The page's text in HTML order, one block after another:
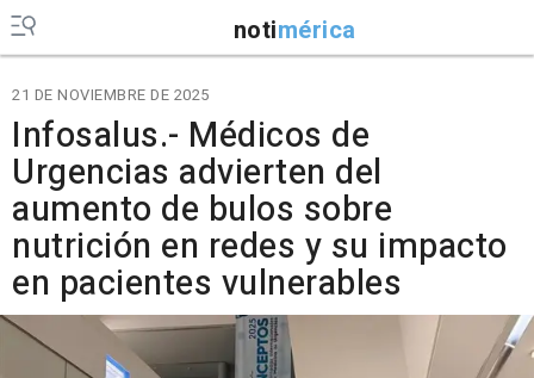
notimérica
21 DE NOVIEMBRE DE 2025
Infosalus.- Médicos de
Urgencias advierten del
aumento de bulos sobre
nutrición en redes y su impacto
en pacientes vulnerables